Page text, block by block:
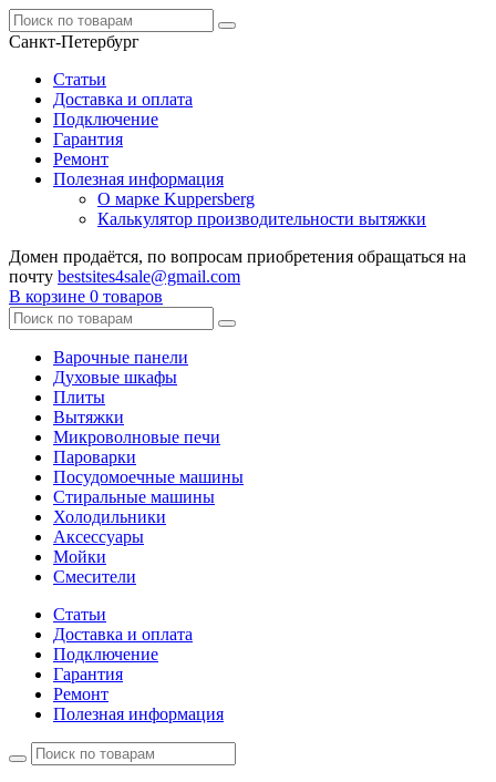
Санкт-Петербург
Статьи
Доставка и оплата
Подключение
Гарантия
Ремонт
Полезная информация
О марке Kuppersberg
Калькулятор производительности вытяжки
Домен продаётся, по вопросам приобретения обращаться на
почту bestsites4sale@gmail.com
В корзине 0 товаров
Варочные панели
Духовые шкафы
Плиты
Вытяжки
Микроволновые печи
Пароварки
Посудомоечные машины
Стиральные машины
Холодильники
Аксессуары
Мойки
Cмесители
Статьи
Доставка и оплата
Подключение
Гарантия
Ремонт
Полезная информация